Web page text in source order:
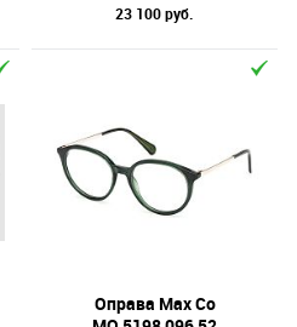
23 100 руб.
Оправа Max Co